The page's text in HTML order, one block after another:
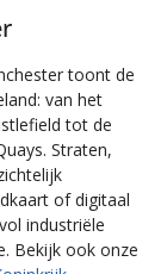
toont de
van het
tot de
Straten,
of digitaal
industriële
Bekijk ook onze